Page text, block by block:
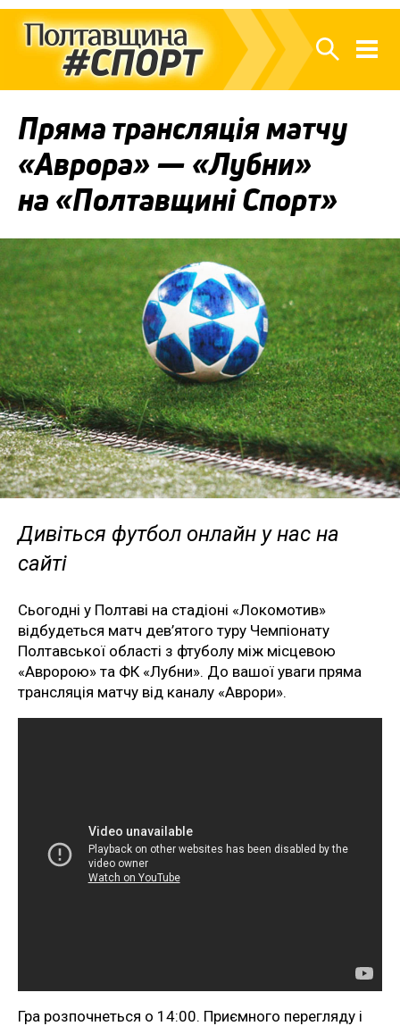
Пряма трансляція матчу
«Аврора» — «Лубни»
на «Полтавщині Спорт»
Дивіться футбол онлайн у нас на
сайті
Сьогодні у Полтаві на стадіоні «Локомотив»
відбудеться матч дев’ятого туру Чемпіонату
Полтавської області з фтуболу між місцевою
«Авророю» та ФК «Лубни». До вашої уваги пряма
трансляція матчу від каналу «Аврори».
Гра розпочнеться о 14:00. Приємного перегляду і